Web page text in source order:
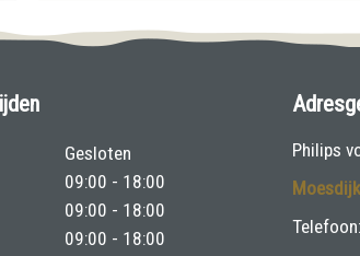
Gesloten
09:00 - 18:00
09:00 - 18:00
09:00 - 18:00
Philips
Telefoon: